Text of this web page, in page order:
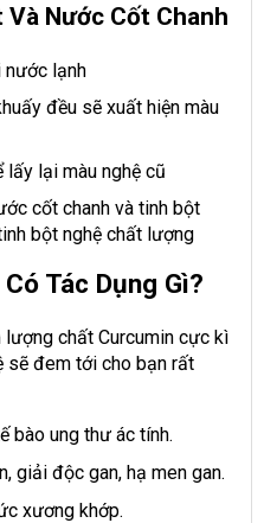
Và Nước Cốt Chanh
nước lạnh
đều sẽ xuất hiện màu
lại màu nghệ cũ
cốt chanh và tinh bột
bột nghệ chất lượng
Tác Dụng Gì?
lượng chất Curcumin cực kì
sẽ đem tới cho bạn rất
bào ung thư ác tính.
giải độc gan, hạ men gan.
xương khớp.